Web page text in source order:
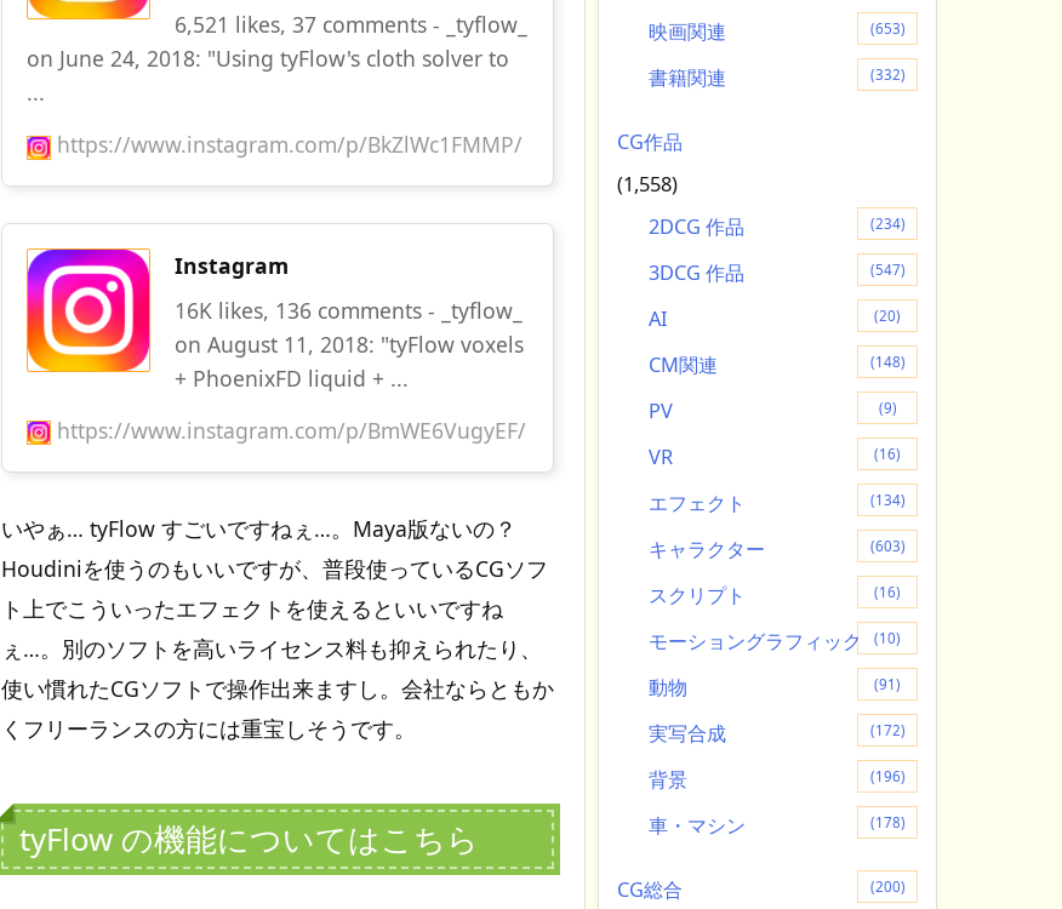
6,521 likes, 37 comments - _tyflow_
on June 24, 2018: "Using tyFlow's cloth solver to
...
https://www.instagram.com/p/BkZlWc1FMMP/
Instagram
16K likes, 136 comments - _tyflow_
on August 11, 2018: "tyFlow voxels
+ PhoenixFD liquid + ...
https://www.instagram.com/p/BmWE6VugyEF/
いやぁ… tyFlow すごいですねぇ…。Maya版ないの？
Houdiniを使うのもいいですが、普段使っているCGソフ
ト上でこういったエフェクトを使えるといいですね
ぇ…。別のソフトを高いライセンス料も抑えられたり、
使い慣れたCGソフトで操作出来ますし。会社ならともか
くフリーランスの方には重宝しそうです。
tyFlow の機能についてはこちら
映画関連 (653)
書籍関連 (332)
CG作品
(1,558)
2DCG 作品
(234)
3DCG 作品 (547)
AI (20)
CM関連 (148)
PV (9)
VR (16)
エフェクト (134)
キャラクター (603)
スクリプト (16)
モーショングラフィック (10)
動物 (91)
実写合成 (172)
背景 (196)
車・マシン (178)
CG総合 (200)